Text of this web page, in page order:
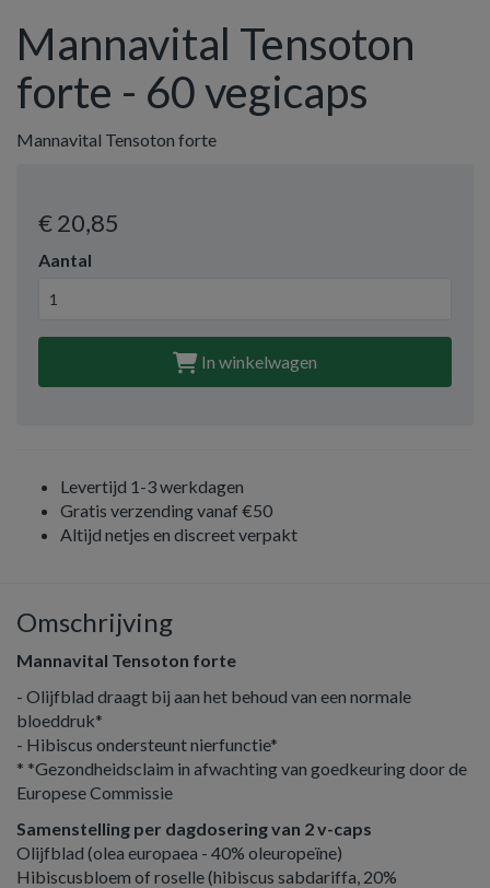
Mannavital Tensoton
forte - 60 vegicaps
Mannavital Tensoton forte
€ 20,85
Aantal
In winkelwagen
Levertijd 1-3 werkdagen
Gratis verzending vanaf €50
Altijd netjes en discreet verpakt
Omschrijving
Mannavital Tensoton forte
- Olijfblad draagt bij aan het behoud van een normale
bloeddruk*
- Hibiscus ondersteunt nierfunctie*
* *Gezondheidsclaim in afwachting van goedkeuring door de
Europese Commissie
Samenstelling per dagdosering van 2 v-caps
Olijfblad (olea europaea - 40% oleuropeïne)
Hibiscusbloem of roselle (hibiscus sabdariffa, 20%